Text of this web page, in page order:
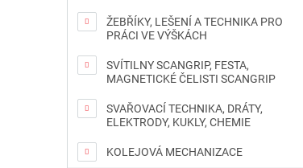
ŽEBŘÍKY, LEŠENÍ A TECHNIKA PRO
PRÁCI VE VÝŠKÁCH
SVÍTILNY SCANGRIP, FESTA,
MAGNETICKÉ ČELISTI SCANGRIP
SVAŘOVACÍ TECHNIKA, DRÁTY,
ELEKTRODY, KUKLY, CHEMIE
KOLEJOVÁ MECHANIZACE